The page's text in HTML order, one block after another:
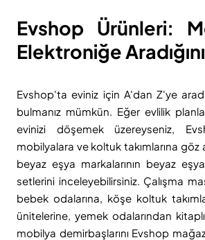
Evshop Ürünleri:
Elektroniğe
Evshop'ta eviniz için A'dan Z'ye
bulmanız mümkün. Eğer evlilik
evinizi döşemek üzereyseniz,
mobilyalara ve koltuk takımlarına
beyaz eşya markalarının beyaz
setlerini inceleyebilirsiniz. Çalışma
bebek odalarına, köşe koltuk
ünitelerine, yemek odalarından
mobilya demirbaşlarını Evshop